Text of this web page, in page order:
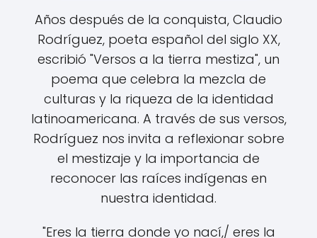
Años después de la conquista, Claudio
Rodríguez, poeta español del siglo XX,
escribió "Versos a la tierra mestiza", un
poema que celebra la mezcla de
culturas y la riqueza de la identidad
latinoamericana. A través de sus versos,
Rodríguez nos invita a reflexionar sobre
el mestizaje y la importancia de
reconocer las raíces indígenas en
nuestra identidad.
"Eres la tierra donde yo nací,/ eres la